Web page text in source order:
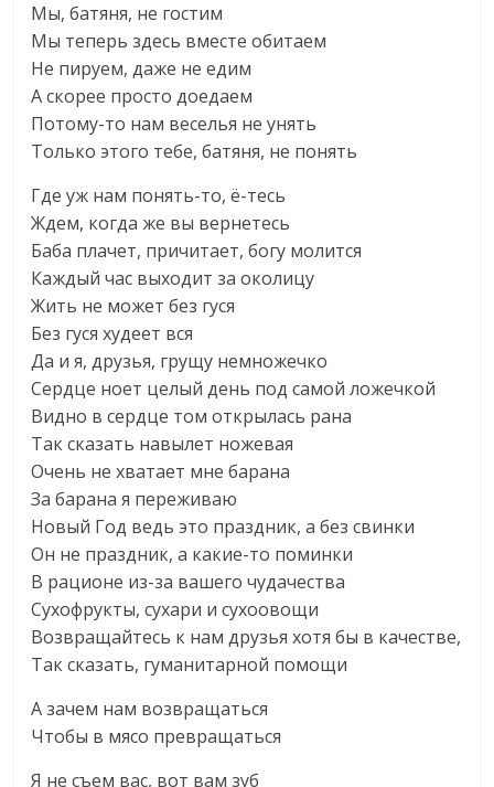
Мы, батяня, не гостим
Мы теперь здесь вместе обитаем
Не пируем, даже не едим
А скорее просто доедаем
Потому-то нам веселья не унять
Только этого тебе, батяня, не понять
Где уж нам понять-то, ё-тесь
Ждем, когда же вы вернетесь
Баба плачет, причитает, богу молится
Каждый час выходит за околицу
Жить не может без гуся
Без гуся худеет вся
Да и я, друзья, грущу немножечко
Сердце ноет целый день под самой ложечкой
Видно в сердце том открылась рана
Так сказать навылет ножевая
Очень не хватает мне барана
За барана я переживаю
Новый Год ведь это праздник, а без свинки
Он не праздник, а какие-то поминки
В рационе из-за вашего чудачества
Сухофрукты, сухари и сухоовощи
Возвращайтесь к нам друзья хотя бы в качестве,
Так сказать, гуманитарной помощи
А зачем нам возвращаться
Чтобы в мясо превращаться
Я не съем вас, вот вам зуб